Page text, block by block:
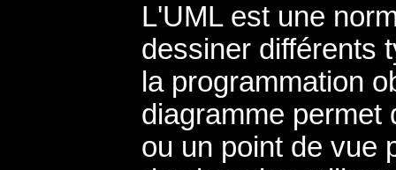
L'UML est une
dessiner différents
la programmation
diagramme permet
ou un point de vue